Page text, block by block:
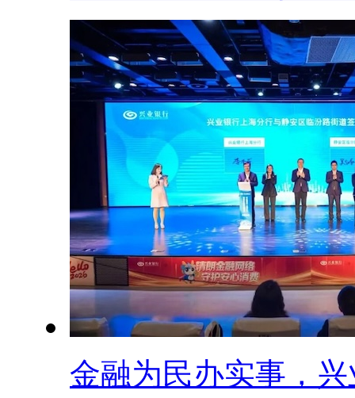
金融为民办实事，兴